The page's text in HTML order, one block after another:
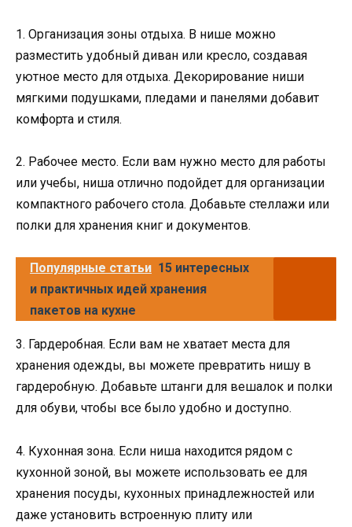
1. Организация зоны отдыха. В нише можно
разместить удобный диван или кресло, создавая
уютное место для отдыха. Декорирование ниши
мягкими подушками, пледами и панелями добавит
комфорта и стиля.
2. Рабочее место. Если вам нужно место для работы
или учебы, ниша отлично подойдет для организации
компактного рабочего стола. Добавьте стеллажи или
полки для хранения книг и документов.
Популярные статьи 15 интересных
и практичных идей хранения
пакетов на кухне
3. Гардеробная. Если вам не хватает места для
хранения одежды, вы можете превратить нишу в
гардеробную. Добавьте штанги для вешалок и полки
для обуви, чтобы все было удобно и доступно.
4. Кухонная зона. Если ниша находится рядом с
кухонной зоной, вы можете использовать ее для
хранения посуды, кухонных принадлежностей или
даже установить встроенную плиту или